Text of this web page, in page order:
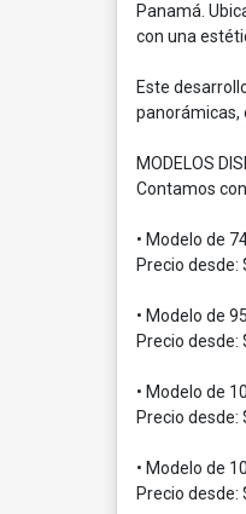
Panamá.
con una
Este
panorámicas,
MODELOS
Contamos
• Modelo de
Precio desde:
• Modelo de
Precio desde:
• Modelo de
Precio desde:
• Modelo de
Precio desde: